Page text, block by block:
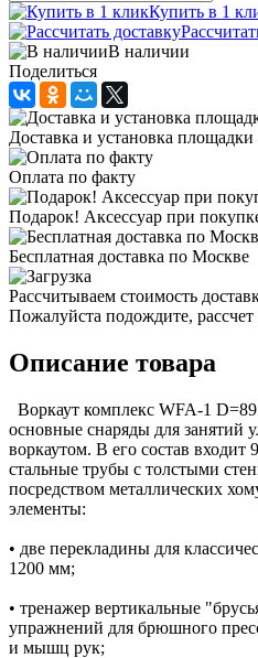
Купить в 1
В наличии
Поделиться
Доставка и установка
Оплата по факту
Подарок! Аксессуар при
Бесплатная доставка по Москве
Рассчитываем стоимость
Пожалуйста подождите,
Описание товара
Воркаут комплекс WFA-1
основные снаряды для занятий
воркаутом. В его состав
стальные трубы с толстыми
посредством металлических
элементы:
• две перекладины для
1200 мм;
• тренажер вертикальные
упражнений для брюшного
и мышц рук;